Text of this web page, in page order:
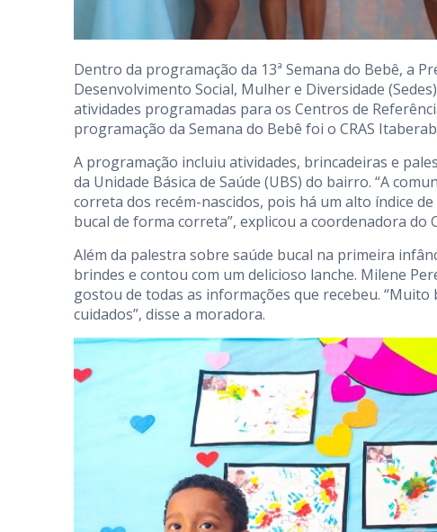
Dentro da programação da 13ª Semana do Bebê, a
Desenvolvimento Social, Mulher e Diversidade
atividades programadas para os Centros de
programação da Semana do Bebê foi o CRAS
A programação incluiu atividades, brincadeiras e
da Unidade Básica de Saúde (UBS) do bairro. “A
correta dos recém-nascidos, pois há um alto índice
bucal de forma correta”, explicou a coordenadora do
Além da palestra sobre saúde bucal na primeira
brindes e contou com um delicioso lanche. Milene
gostou de todas as informações que recebeu.
cuidados”, disse a moradora.